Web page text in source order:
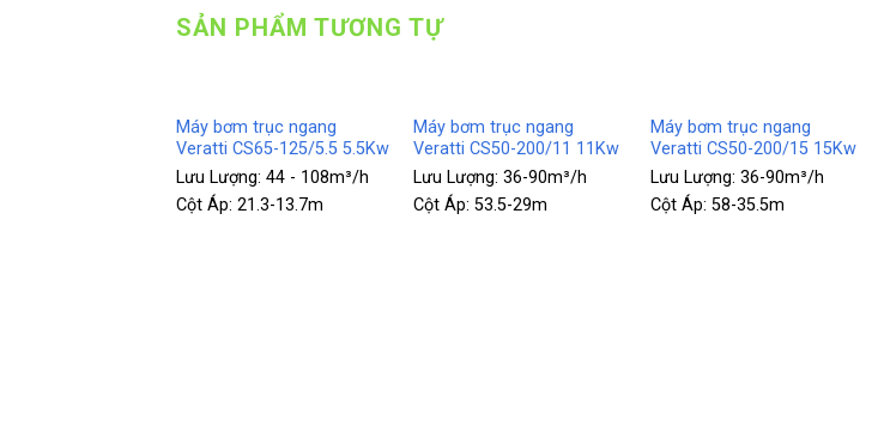
SẢN PHẨM TƯƠNG TỰ
Máy bơm trục ngang
Veratti CS65-125/5.5 5.5Kw
Lưu Lượng: 44 - 108m³/h
Cột Áp: 21.3-13.7m
Máy bơm trục ngang
Veratti CS50-200/11 11Kw
Lưu Lượng: 36-90m³/h
Cột Áp: 53.5-29m
Máy bơm trục ngang
Veratti CS50-200/15 15Kw
Lưu Lượng:36-90m³/h
Cột Áp:58-35.5m